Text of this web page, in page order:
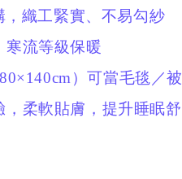
織工緊實、不易勾紗
寒流等級保暖
）可當毛毯／
柔軟貼膚，提升睡眠